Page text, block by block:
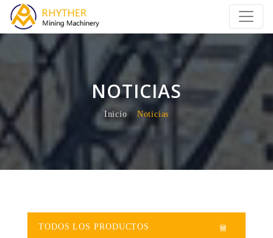
NOTICIAS
Inicio Noticias
TODOS LOS PRODUCTOS